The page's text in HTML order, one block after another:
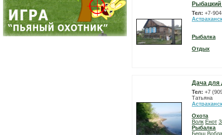
Тел: +7-
Рыбалка
Отдых
Дача для
Тел: +7
Татьяна
Охота
Волк Енот
Рыбалка
Берш Вобла